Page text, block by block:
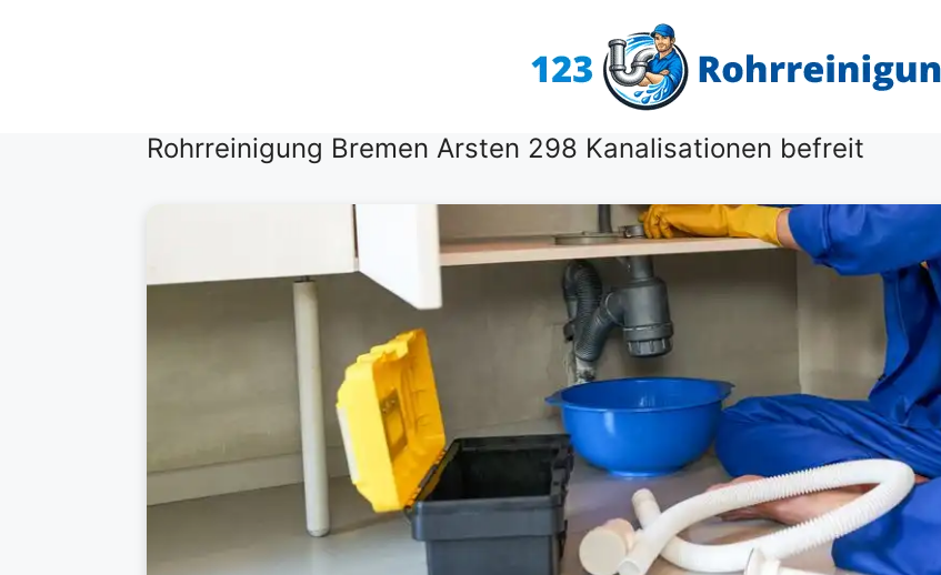
Rohrreinigung Bremen Arsten 298 Kanalisationen befreit